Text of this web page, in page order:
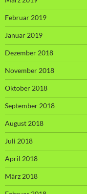
Februar 2019
Januar 2019
Dezember 2018
November 2018
Oktober 2018
September 2018
August 2018
Juli 2018
April 2018
März 2018